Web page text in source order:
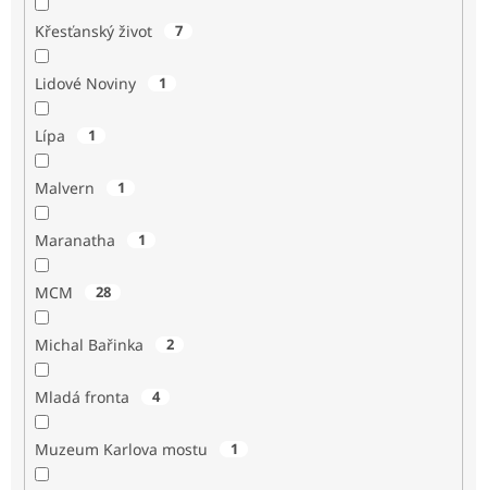
Křesťanský život 7
Lidové Noviny 1
Lípa 1
Malvern 1
Maranatha 1
MCM 28
Michal Bařinka 2
Mladá fronta 4
Muzeum Karlova mostu 1